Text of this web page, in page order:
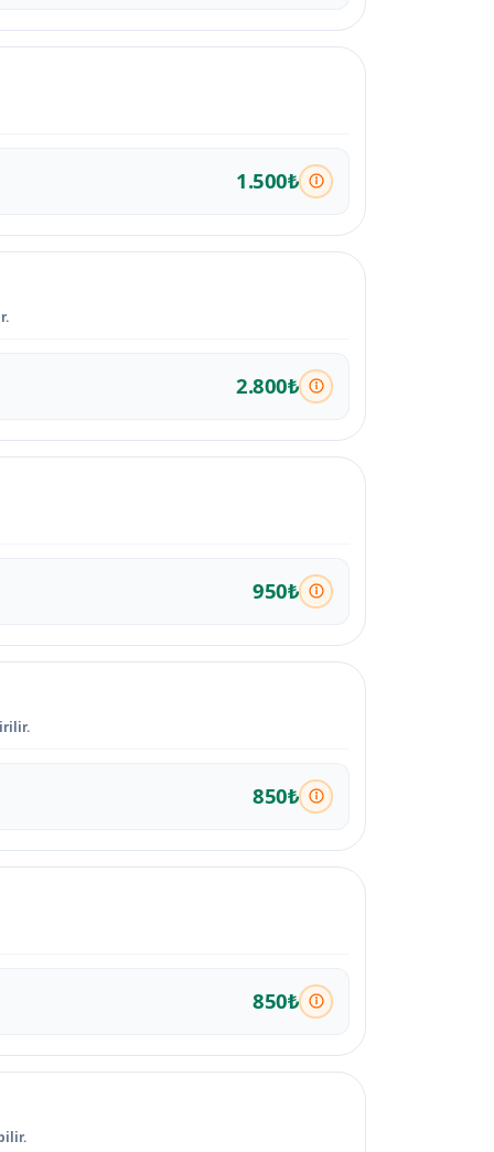
1.500₺
2.800₺
950₺
850₺
850₺